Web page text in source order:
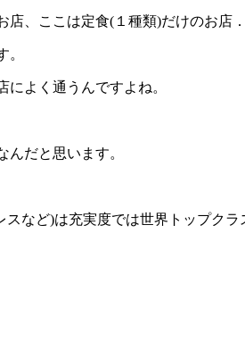
、ここは定食(１種類)だけのお店
よく通うんですよね。
だと思います。
など)は充実度では世界トップク